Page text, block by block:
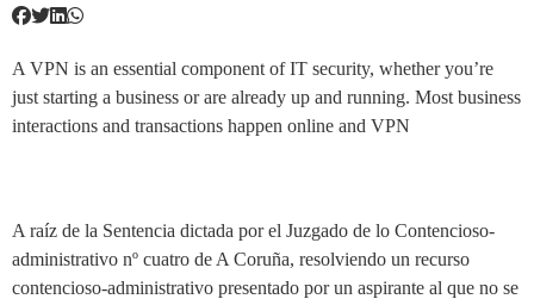
A VPN is an essential component of IT security, whether you’re
just starting a business or are already up and running. Most business
interactions and transactions happen online and VPN
A raíz de la Sentencia dictada por el Juzgado de lo Contencioso-
administrativo nº cuatro de A Coruña, resolviendo un recurso
contencioso-administrativo presentado por un aspirante al que no se